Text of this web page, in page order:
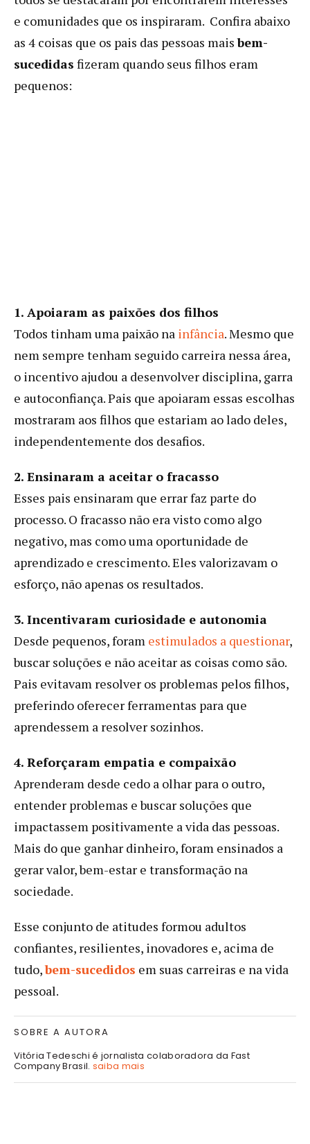
e comunidades que os inspiraram. Confira abaixo
as 4 coisas que os pais das pessoas maisbem-
sucedidas fizeram quando seus filhos eram
pequenos:
1. Apoiaram as paixões dos filhos
Todos tinham uma paixão na infância. Mesmo que
nem sempre tenham seguido carreira nessa área,
o incentivo ajudou a desenvolver disciplina, garra
e autoconfiança. Pais que apoiaram essas escolhas
mostraram aos filhos que estariam ao lado deles,
independentemente dos desafios.
2. Ensinaram a aceitar o fracasso
Esses pais ensinaram que errar faz parte do
processo. O fracasso não era visto como algo
negativo, mas como uma oportunidade de
aprendizado e crescimento. Eles valorizavam o
esforço, não apenas os resultados.
3. Incentivaram curiosidade e autonomia
Desde pequenos, foram estimulados a questionar,
buscar soluções e não aceitar as coisas como são.
Pais evitavam resolver os problemas pelos filhos,
preferindo oferecer ferramentas para que
aprendessem a resolver sozinhos.
4. Reforçaram empatia e compaixão
Aprenderam desde cedo a olhar para o outro,
entender problemas e buscar soluções que
impactassem positivamente a vida das pessoas.
Mais do que ganhar dinheiro, foram ensinados a
gerar valor, bem-estar e transformação na
sociedade.
Esse conjunto de atitudes formou adultos
confiantes, resilientes, inovadores e, acima de
tudo,bem-sucedidos em suas carreiras e na vida
pessoal.
SOBRE A AUTORA
Vitória Tedeschi é jornalista colaboradora da Fast
Company Brasil. saiba mais